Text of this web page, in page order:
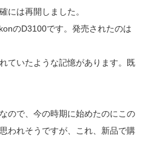
には再開しました。
のD3100です。発売されたのは
ていたような記憶があります。既
ので、今の時期に始めたのにこの
われそうですが、これ、新品で購